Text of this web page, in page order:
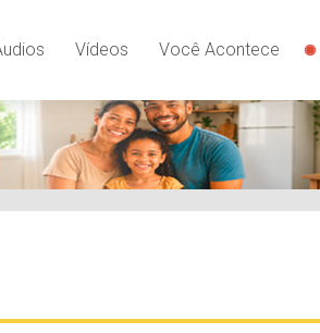
Vídeos Você Acontece